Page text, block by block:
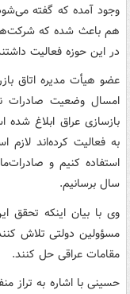
وجود آمده که گفته
هم باعث شده که
در این حوزه فعالیت
عضو هیأت مدیره اتاق
امسال وضعیت صادرات
بازسازی عراق ابلاغ
به فعالیت کرده‌اند
سال برسانیم.
وی با بیان اینکه تحقق
مسؤولین دولتی تلاش
مقامات عراقی حل کنند.